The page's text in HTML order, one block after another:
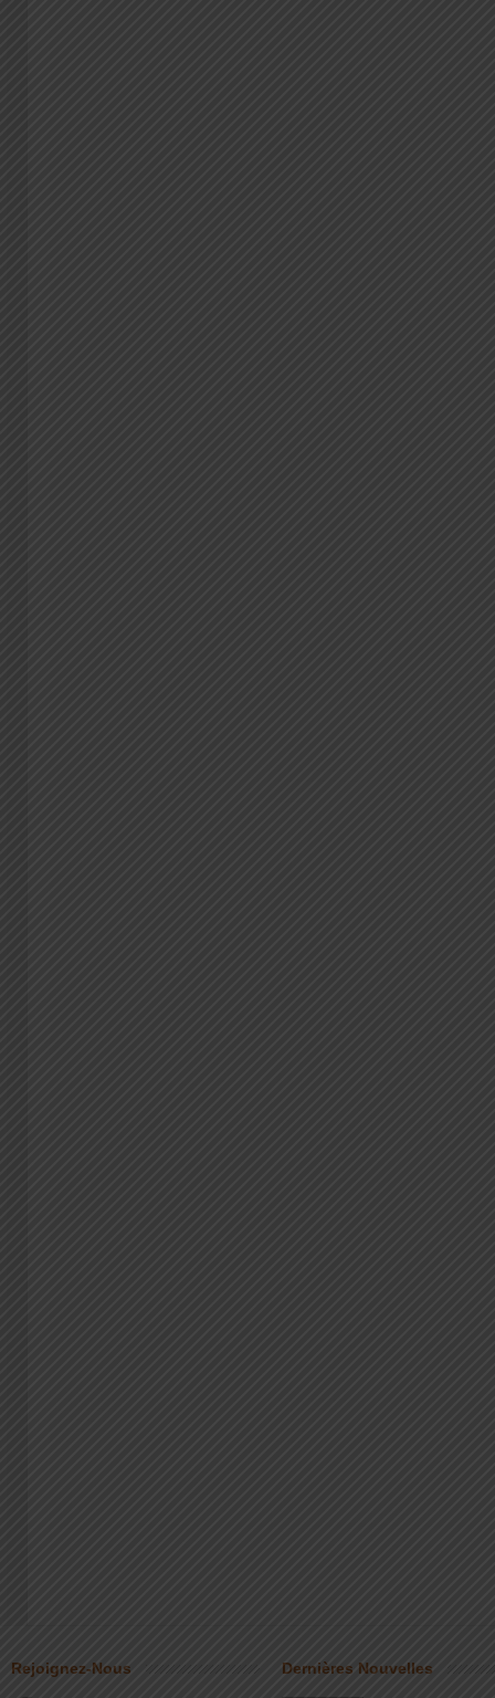
Rejoignez-Nous Dernières Nouvelles